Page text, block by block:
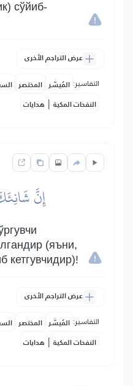
сўйиб-
عرض التراجم الأخرى
التفاسير: المُيسَّر المختصر
النفحات المكية | هدايات
إِنَّ
(яъни,
кетгувчидир)!
عرض التراجم الأخرى
التفاسير: المُيسَّر المختصر
النفحات المكية | هدايات